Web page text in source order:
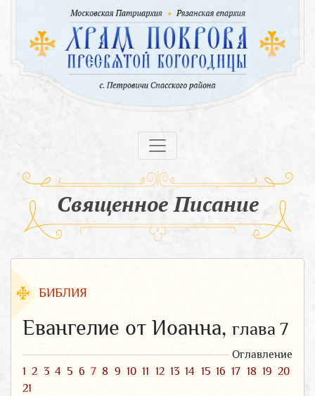
Священное Писание
БИБЛИЯ
Евангелие от Иоанна, глава 7
Оглавление
1 2 3 4 5 6 7 8 9 10 11 12 13 14 15 16 17 18 19 20
21